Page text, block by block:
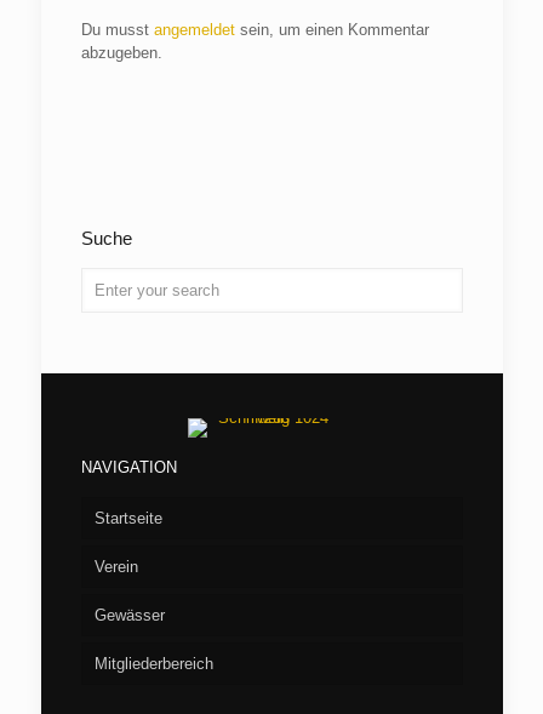
Du musst angemeldetsein, um einen Kommentar
abzugeben.
Suche
NAVIGATION
Startseite
Verein
Vorstand
Aufnahme
Gewässer
Seen
Mitgliederbereich